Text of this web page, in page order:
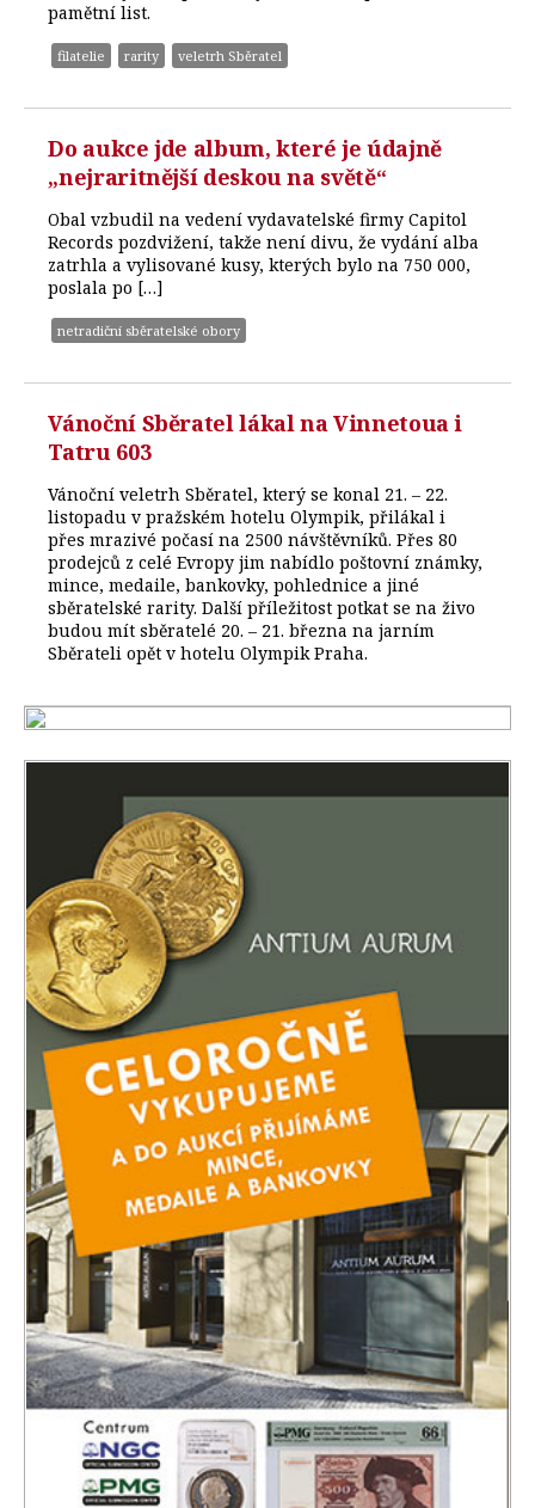
pamětní list.
filatelie rarity veletrh Sběratel
Do aukce jde album, které je údajně
„nejraritnější deskou na světě“
Obal vzbudil na vedení vydavatelské firmy Capitol
Records pozdvižení, takže není divu, že vydání alba
zatrhla a vylisované kusy, kterých bylo na 750 000,
poslala po […]
netradiční sběratelské obory
Vánoční Sběratel lákal na Vinnetoua i
Tatru 603
Vánoční veletrh Sběratel, který se konal 21. – 22.
listopadu v pražském hotelu Olympik, přilákal i
přes mrazivé počasí na 2500 návštěvníků. Přes 80
prodejců z celé Evropy jim nabídlo poštovní známky,
mince, medaile, bankovky, pohlednice a jiné
sběratelské rarity. Další příležitost potkat se na živo
budou mít sběratelé 20. – 21. března na jarním
Sběrateli opět v hotelu Olympik Praha.